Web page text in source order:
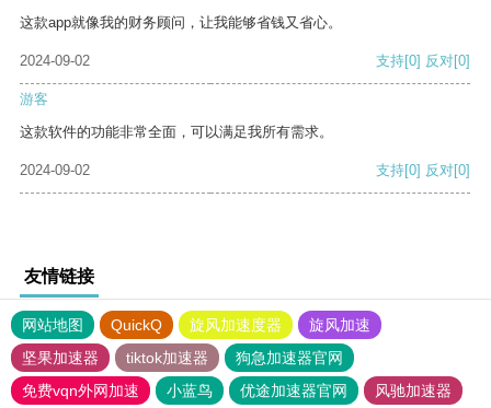
这款app就像我的财务顾问，让我能够省钱又省心。
2024-09-02 支持[0] 反对[0]
游客
这款软件的功能非常全面，可以满足我所有需求。
2024-09-02 支持[0] 反对[0]
友情链接
网站地图 QuickQ 旋风加速度器
旋风加速
坚果加速器
tiktok加速器
狗急加速器官网
免费vqn外网加速
小蓝鸟 优途加速器官网 风驰加速器